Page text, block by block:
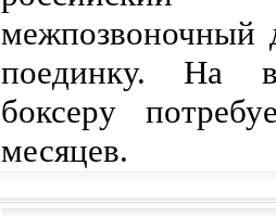
межпозвоночный
поединку. На
боксеру
месяцев.